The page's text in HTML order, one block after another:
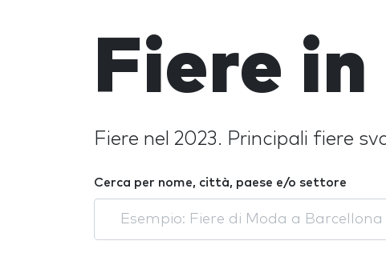
Fiere
Fiere nel 2023. Principali fiere
Cerca per nome, città, paese e/o settore